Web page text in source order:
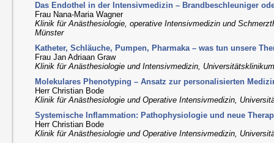
Das Endothel in der Intensivmedizin – Brandbeschleuniger
Frau Nana-Maria Wagner
Klinik für Anästhesiologie, operative Intensivmedizin und
Münster
Katheter, Schläuche, Pumpen, Pharmaka – was tun unsere
Frau Jan Adriaan Graw
Klinik für Anästhesiologie und Intensivmedizin,
Molekulares Phenotyping – Ansatz zur personalisierten
Herr Christian Bode
Klinik für Anästhesiologie und Operative Intensivmedizin,
Systemische Inflammation: Pathophysiologie und neue
Herr Christian Bode
Klinik für Anästhesiologie und Operative Intensivmedizin,